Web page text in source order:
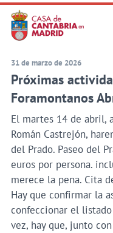
Saltar
al
contenido
principal
Principal
31 de marzo de 2026
Próximas
Foramontanos
El martes 14 de abril,
Román Castrejón,
del Prado. Paseo del
euros por persona.
merece la pena. Cita
Hay que confirmar la
confeccionar el
vez, hay que, junto